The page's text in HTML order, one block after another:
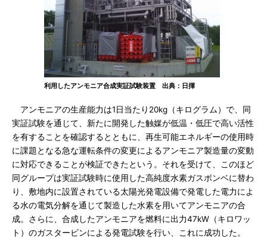
利用したアンモニア合成実証試験装置 出典：日揮
アンモニアの生産能力は1日当たり20kg（キログラム）で、同
実証試験を通じて、新たに開発した触媒が低温・低圧で高い活性
を有することを確認するとともに、再生可能エネルギーの使用時
に課題となる急な運転条件の変更によるアンモニア製造量の変動
に対応できることが検証できたという。それを受けて、このほど
同グループは実証試験時に使用した高純度水素ガスボンベに替わ
り、敷地内に設置されている太陽光発電設備で発電した電力によ
る水の電気分解を通じて製造した水素を用いてアンモニアの合
成。さらに、合成したアンモニアを燃料に出力47kW（キロワッ
ト）のガスタービンによる発電試験を行い、これに成功した。